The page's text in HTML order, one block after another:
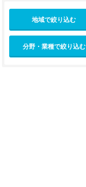
地域で絞り込む
分野・業種で絞り込む